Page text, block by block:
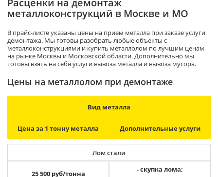
Расценки на демонтаж
металлоконструкций в Москве и МО
В прайс-листе указаны цены на прием металла при заказе услуги
демонтажа. Мы готовы разобрать любые объекты с
металлоконструкциями и купить металлолом по лучшим ценам
на рынке Москвы и Московской области. Дополнительно мы
готовы взять на себя услуги вывоза металла и вывоза мусора.
Цены на металлолом при демонтаже
Вид металла
Цена за 1 тонну металла Дополнительные услуги
Лом стали
25 500 руб/тонна
- скупка лома;